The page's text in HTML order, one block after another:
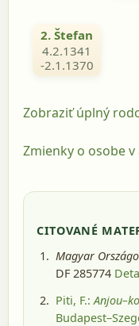
2. Štefan
4.2.1341
-2.1.1370
Zobraziť úplný
Zmienky o osobe
CITOVANÉ
Magyar
DF 285774
Piti, F.: